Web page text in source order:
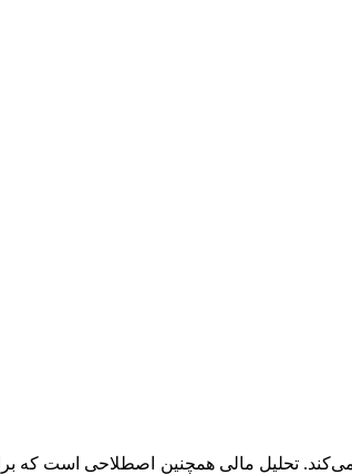
تحلیل مالی همچنین اصطلاحی است که